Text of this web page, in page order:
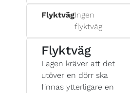
FlyktvägIngen
flyktväg
Flyktväg
Lagen kräver att det
utöver en dörr ska
finnas ytterligare en